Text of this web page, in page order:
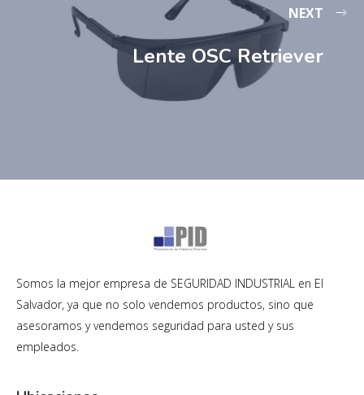
NEXT
Lente OSC Retriever
Somos la mejor empresa de SEGURIDAD INDUSTRIAL en El
Salvador, ya que no solo vendemos productos, sino que
asesoramos y vendemos seguridad para usted y sus
empleados.